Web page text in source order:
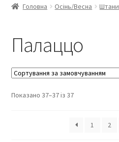
Кошик
Оплата та доставка
Контакти
Головна Осінь/Весна Штани
Палаццо
Показано 37–37 із 37
1 2